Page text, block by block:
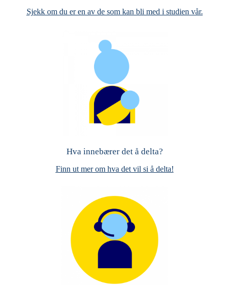
Sjekk om du er en av de som kan bli med i studien vår.
Hva innebærer det å delta?
Finn ut mer om hva det vil si å delta!